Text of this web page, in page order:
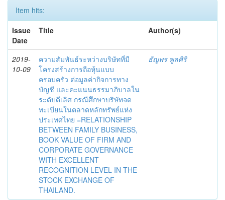
Item hits:
Issue
Date
Title Author(s)
2019-
10-09
ความสัมพันธ์ระหว่างบริษัทที่มี
โครงสร้างการถือหุ้นแบบ
ครอบครัว ต่อมูลค่ากิจการทาง
บัญชี และคะแนนธรรมาภิบาลใน
ระดับดีเลิศ กรณีศึกษาบริษัทจด
ทะเบียนในตลาดหลักทรัพย์แห่ง
ประเทศไทย =RELATIONSHIP
BETWEEN FAMILY BUSINESS,
BOOK VALUE OF FIRM AND
CORPORATE GOVERNANCE
WITH EXCELLENT
RECOGNITION LEVEL IN THE
STOCK EXCHANGE OF
THAILAND.
ธัญพร พูลศิริ